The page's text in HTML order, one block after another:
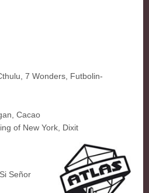
7 Wonders, Futbolin-
Cacao
of New York, Dixit
Señor